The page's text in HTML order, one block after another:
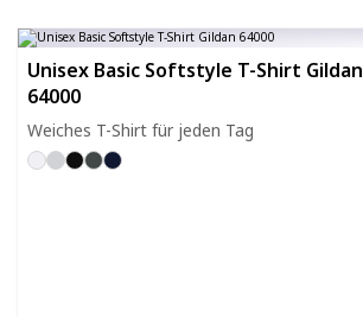
Unisex Basic Softstyle T-Shirt Gildan
64000
Weiches T-Shirt für jeden Tag